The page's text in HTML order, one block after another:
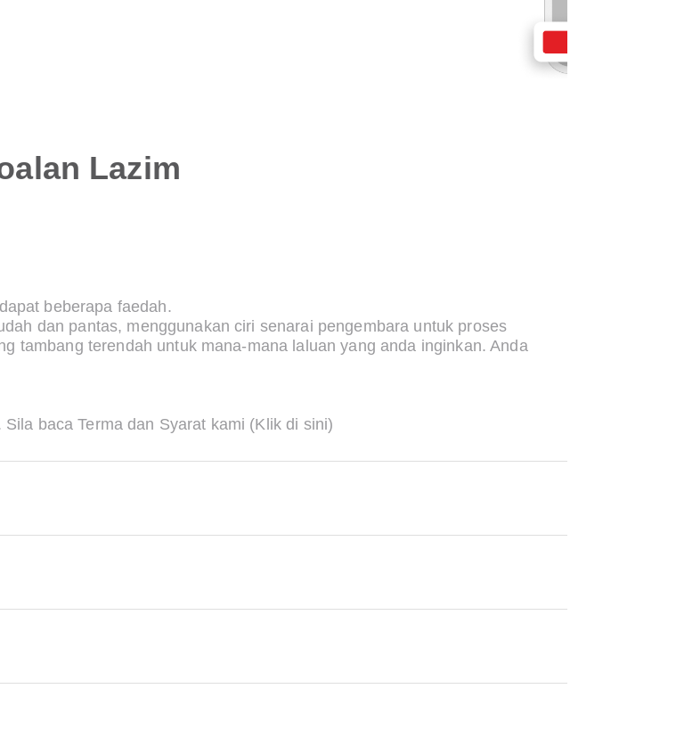
Lazim
beberapa faedah.
dan pantas, menggunakan ciri senarai pengembara untuk proses
tambang terendah untuk mana-mana laluan yang anda inginkan. Anda
baca Terma dan Syarat kami (Klik di sini)